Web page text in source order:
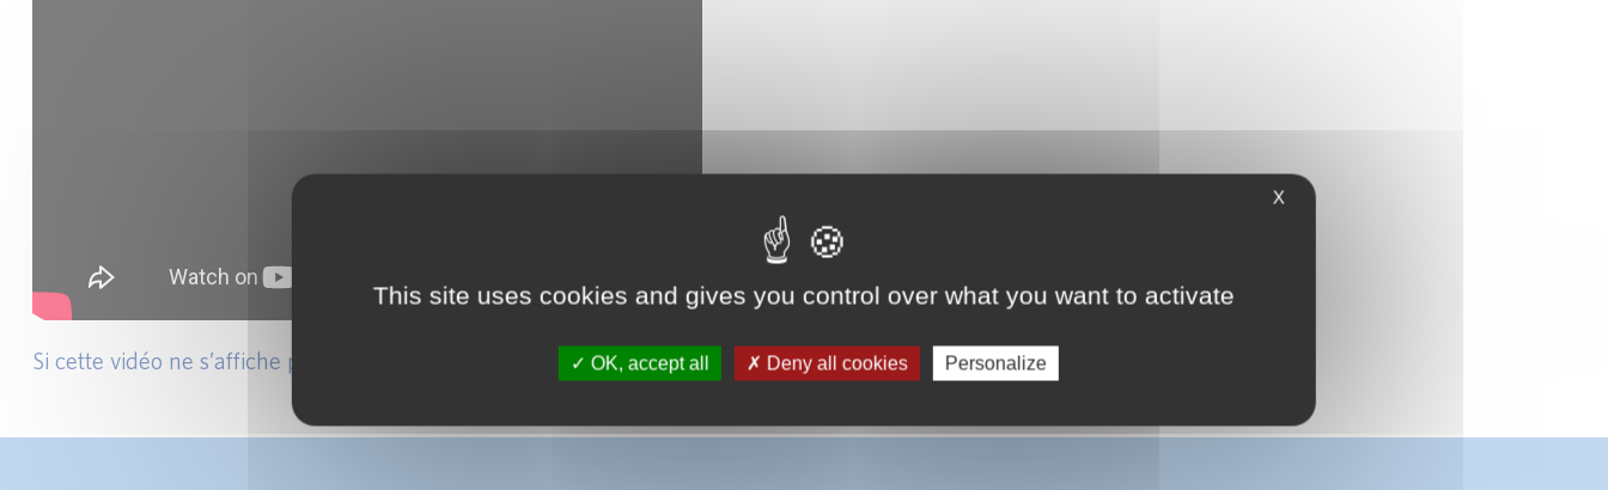
Si cette vidéo ne s’affiche pas,
X
This site uses cookies and gives you control over what you want to activate
OK, accept all Deny all cookies Personalize